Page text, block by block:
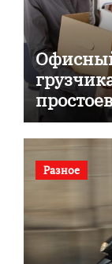
Разное